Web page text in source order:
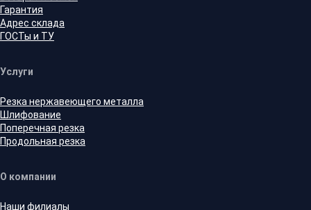
Гарантия
Адрес склада
ГОСТы и ТУ
Услуги
Резка нержавеющего металла
Шлифование
Поперечная резка
Продольная резка
О компании
Наши филиалы